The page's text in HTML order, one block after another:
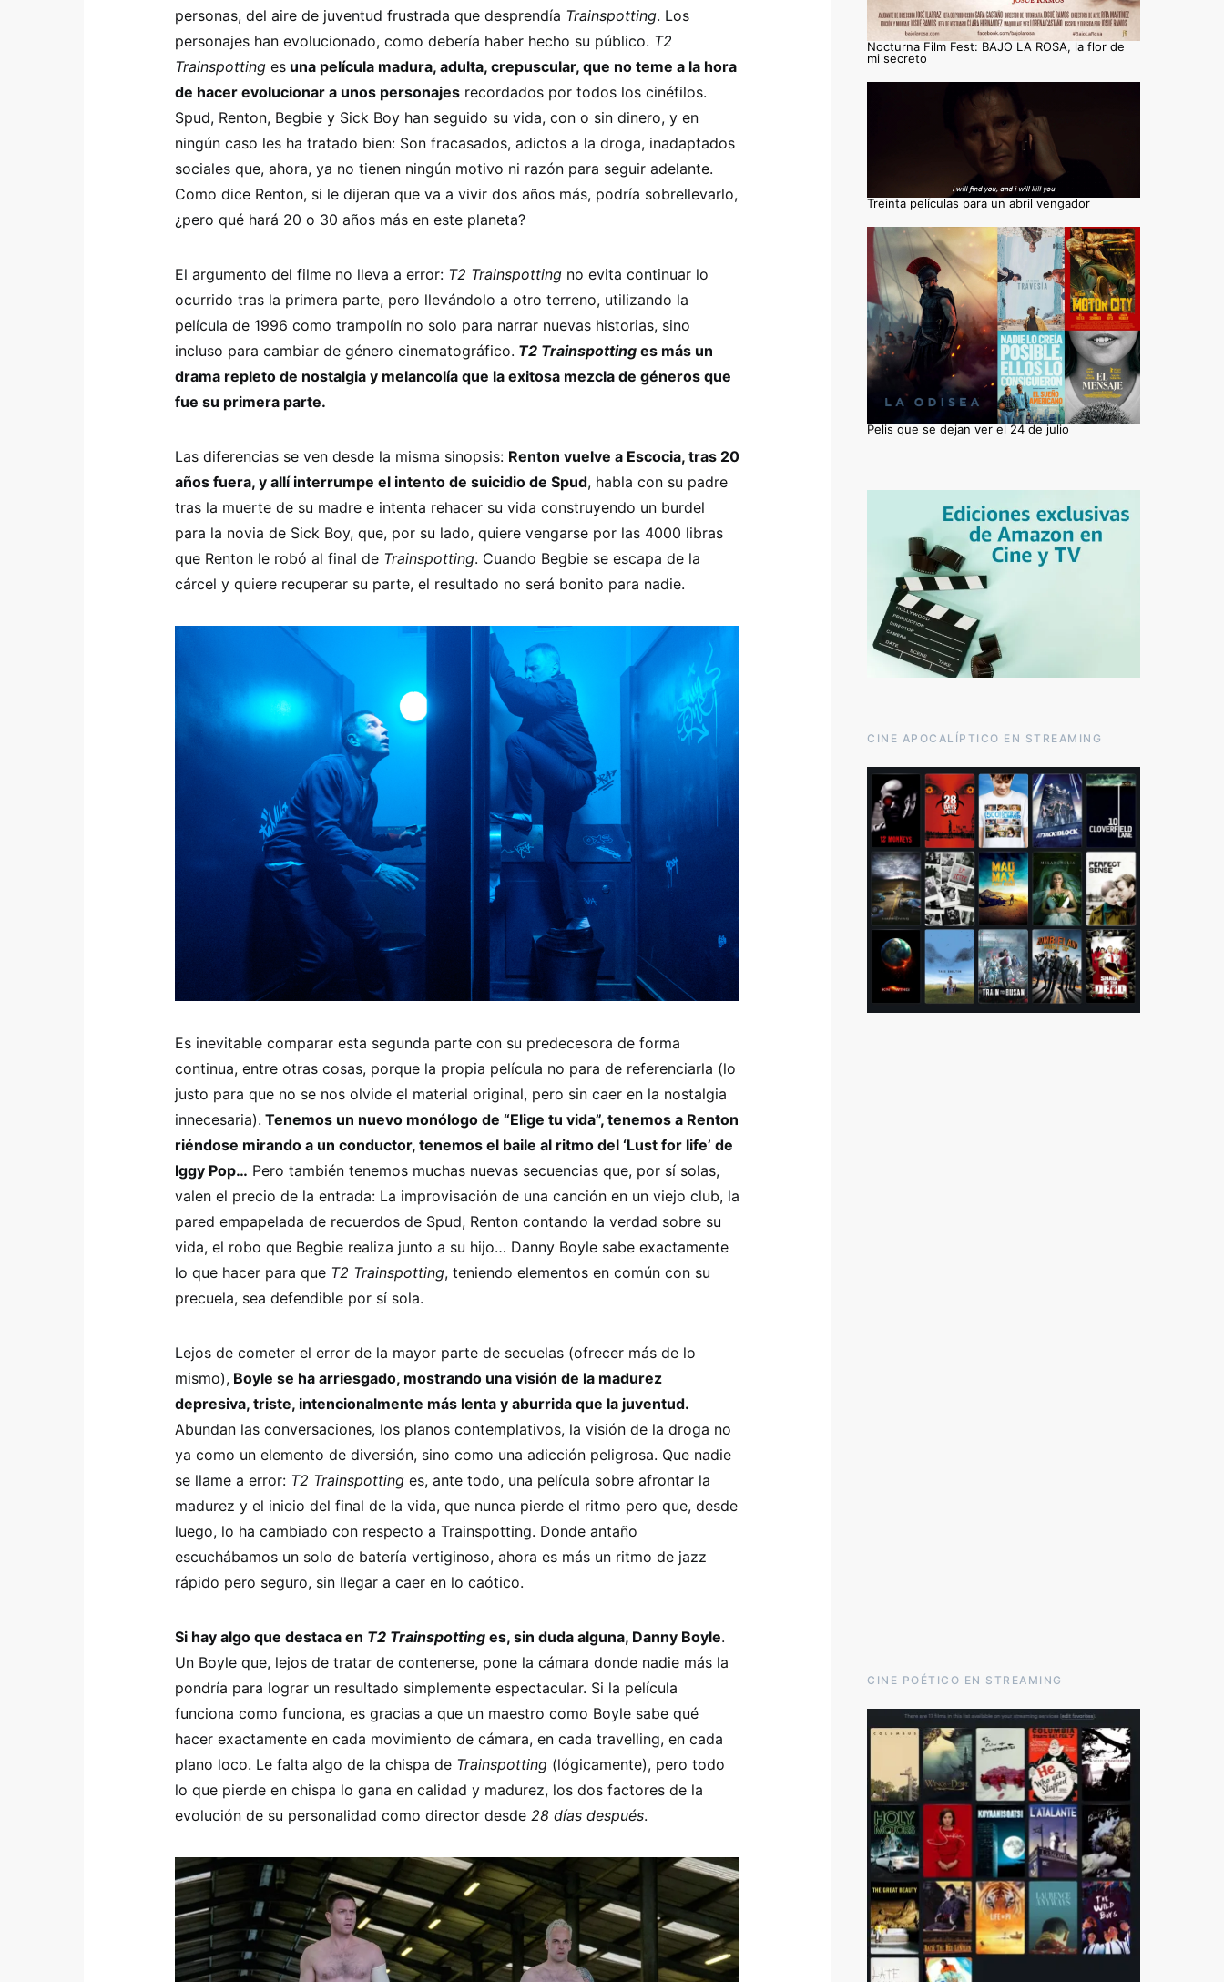
personas, del aire de juventud frustrada que desprendía Trainspotting. Los
personajes han evolucionado, como debería haber hecho su público. T2
Trainspotting es una película madura, adulta, crepuscular, que no teme a la hora
de hacer evolucionar a unos personajes recordados por todos los cinéfilos.
Spud, Renton, Begbie y Sick Boy han seguido su vida, con o sin dinero, y en
ningún caso les ha tratado bien: Son fracasados, adictos a la droga, inadaptados
sociales que, ahora, ya no tienen ningún motivo ni razón para seguir adelante.
Como dice Renton, si le dijeran que va a vivir dos años más, podría sobrellevarlo,
¿pero qué hará 20 o 30 años más en este planeta?
El argumento del filme no lleva a error: T2 Trainspotting no evita continuar lo
ocurrido tras la primera parte, pero llevándolo a otro terreno, utilizando la
película de 1996 como trampolín no solo para narrar nuevas historias, sino
incluso para cambiar de género cinematográfico. T2 Trainspotting es más un
drama repleto de nostalgia y melancolía que la exitosa mezcla de géneros que
fue su primera parte.
Las diferencias se ven desde la misma sinopsis: Renton vuelve a Escocia, tras 20
años fuera, y allí interrumpe el intento de suicidio de Spud, habla con su padre
tras la muerte de su madre e intenta rehacer su vida construyendo un burdel
para la novia de Sick Boy, que, por su lado, quiere vengarse por las 4000 libras
que Renton le robó al final de Trainspotting. Cuando Begbie se escapa de la
cárcel y quiere recuperar su parte, el resultado no será bonito para nadie.
Es inevitable comparar esta segunda parte con su predecesora de forma
continua, entre otras cosas, porque la propia película no para de referenciarla (lo
justo para que no se nos olvide el material original, pero sin caer en la nostalgia
innecesaria). Tenemos un nuevo monólogo de “Elige tu vida”, tenemos a Renton
riéndose mirando a un conductor, tenemos el baile al ritmo del ‘Lust for life’ de
Iggy Pop… Pero también tenemos muchas nuevas secuencias que, por sí solas,
valen el precio de la entrada: La improvisación de una canción en un viejo club, la
pared empapelada de recuerdos de Spud, Renton contando la verdad sobre su
vida, el robo que Begbie realiza junto a su hijo… Danny Boyle sabe exactamente
lo que hacer para que T2 Trainspotting, teniendo elementos en común con su
precuela, sea defendible por sí sola.
Lejos de cometer el error de la mayor parte de secuelas (ofrecer más de lo
mismo), Boyle se ha arriesgado, mostrando una visión de la madurez
depresiva, triste, intencionalmente más lenta y aburrida que la juventud.
Abundan las conversaciones, los planos contemplativos, la visión de la droga no
ya como un elemento de diversión, sino como una adicción peligrosa. Que nadie
se llame a error: T2 Trainspotting es, ante todo, una película sobre afrontar la
madurez y el inicio del final de la vida, que nunca pierde el ritmo pero que, desde
luego, lo ha cambiado con respecto a Trainspotting. Donde antaño
escuchábamos un solo de batería vertiginoso, ahora es más un ritmo de jazz
rápido pero seguro, sin llegar a caer en lo caótico.
Si hay algo que destaca en T2 Trainspotting es, sin duda alguna, Danny Boyle.
Un Boyle que, lejos de tratar de contenerse, pone la cámara donde nadie más la
pondría para lograr un resultado simplemente espectacular. Si la película
funciona como funciona, es gracias a que un maestro como Boyle sabe qué
hacer exactamente en cada movimiento de cámara, en cada travelling, en cada
plano loco. Le falta algo de la chispa de Trainspotting (lógicamente), pero todo
lo que pierde en chispa lo gana en calidad y madurez, los dos factores de la
evolución de su personalidad como director desde 28 días después.
Nocturna Film Fest: BAJO LA ROSA, la flor de
mi secreto
Treinta películas para un abril vengador
Pelis que se dejan ver el 24 de julio
CINE APOCALÍPTICO EN STREAMING
CINE POÉTICO EN STREAMING